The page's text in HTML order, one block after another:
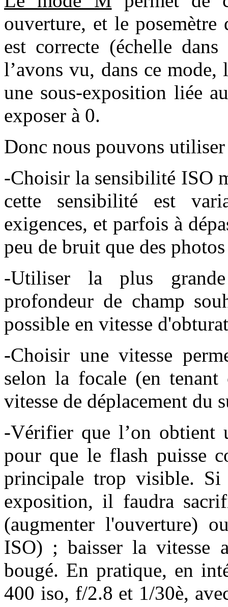
ouverture, et le
est correcte (échelle
l’avons vu, dans ce mode,
une sous-exposition liée
exposer à 0.
Donc nous pouvons
-Choisir la sensibilité ISO
cette sensibilité est
exigences, et parfois à
peu de bruit que des
-Utiliser la plus
profondeur de champ
possible en vitesse
-Choisir une vitesse
selon la focale (en
vitesse de déplacement du
-Vérifier que l’on obtient
pour que le flash puisse
principale trop visible.
exposition, il faudra
(augmenter l'ouverture)
ISO) ; baisser la vitesse
bougé. En pratique, en
400 iso, f/2.8 et 1/30è,